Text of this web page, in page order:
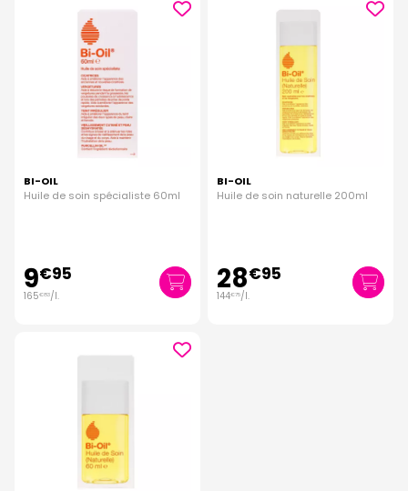
BI-OIL
Huile de soin spécialiste 60ml
9€95
165€83/l.
BI-OIL
Huile de soin naturelle 200ml
28€95
144€75/l.